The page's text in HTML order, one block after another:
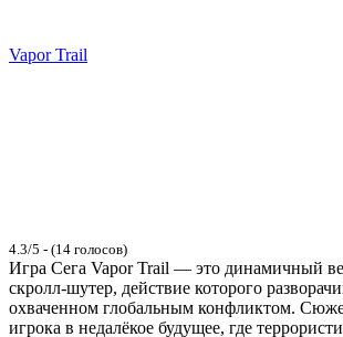
Vapor Trail
4.3/5 - (14 голосов)
Игра Сега Vapor Trail — это динамичный
скролл-шутер, действие которого
охваченном глобальным конфликтом.
игрока в недалёкое будущее, где